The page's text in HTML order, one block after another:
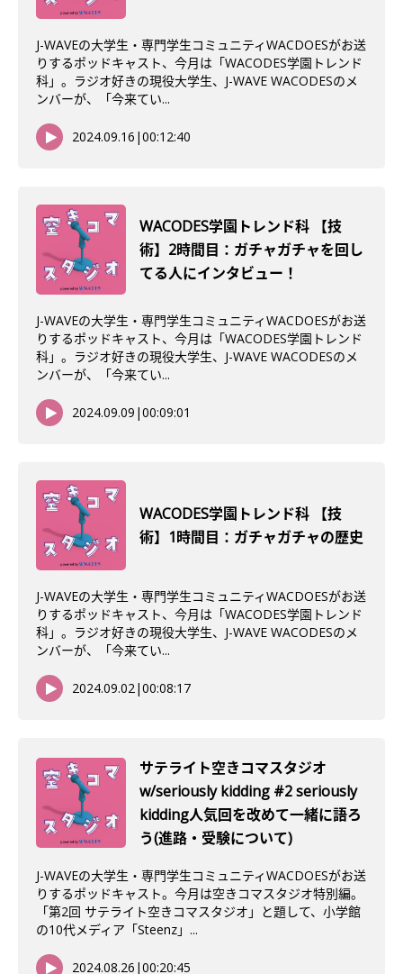
J-WAVEの大学生・専門学生コミュニティWACDOESがお送
りするポッドキャスト、今月は「WACODES学園トレンド
科」。ラジオ好きの現役大学生、J-WAVE WACODESのメ
ンバーが、「今来てい...
2024.09.16 |00:12:40
WACODES学園トレンド科 【技
術】2時間目：ガチャガチャを回し
てる人にインタビュー！
J-WAVEの大学生・専門学生コミュニティWACDOESがお送
りするポッドキャスト、今月は「WACODES学園トレンド
科」。ラジオ好きの現役大学生、J-WAVE WACODESのメ
ンバーが、「今来てい...
2024.09.09 |00:09:01
WACODES学園トレンド科 【技
術】1時間目：ガチャガチャの歴史
J-WAVEの大学生・専門学生コミュニティWACDOESがお送
りするポッドキャスト、今月は「WACODES学園トレンド
科」。ラジオ好きの現役大学生、J-WAVE WACODESのメ
ンバーが、「今来てい...
2024.09.02|00:08:17
サテライト空きコマスタジオ
w/seriously kidding #2 seriously
kidding人気回を改めて一緒に語ろ
う(進路・受験について)
J-WAVEの大学生・専門学生コミュニティWACDOESがお送
りするポッドキャスト。今月は空きコマスタジオ特別編。
「第2回 サテライト空きコマスタジオ」と題して、小学館
の10代メディア「Steenz」...
2024.08.26 |00:20:45